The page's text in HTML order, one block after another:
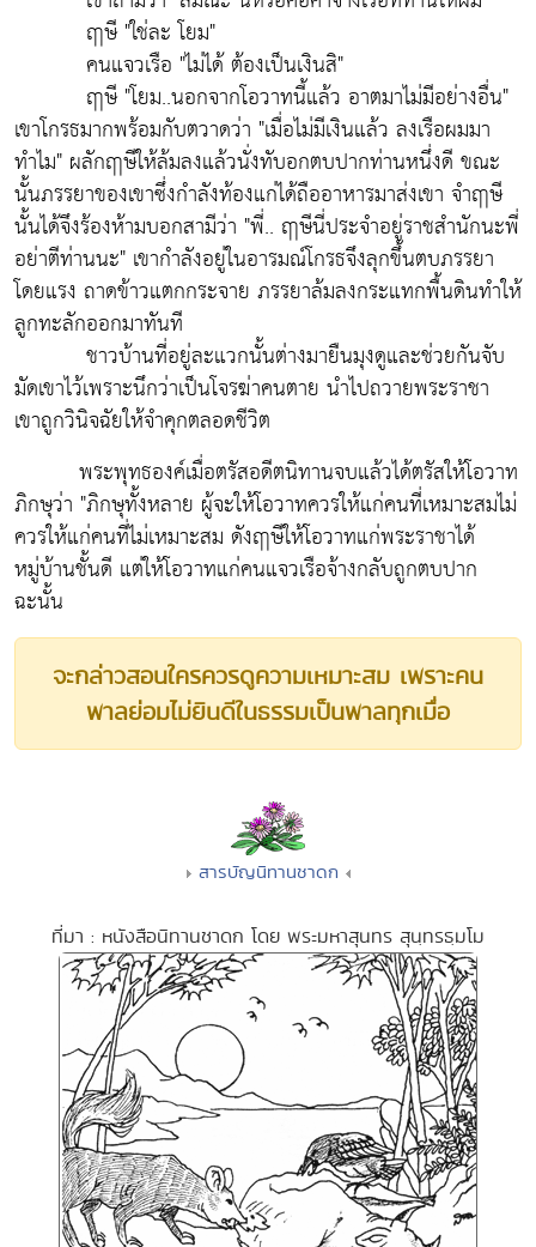
ฤๅษี "ใช่ละ โยม"
คนแจวเรือ "ไม่ได้ ต้องเป็นเงินสิ"
ฤๅษี "โยม..นอกจากโอวาทนี้แล้ว อาตมาไม่มีอย่างอื่น"
เขาโกรธมากพร้อมกับตวาดว่า "เมื่อไม่มีเงินแล้ว ลงเรือผมมา
ทำไม" ผลักฤๅษีให้ล้มลงแล้วนั่งทับอกตบปากท่านหนึ่งดี ขณะ
นั้นภรรยาของเขาซึ่งกำลังท้องแก่ได้ถืออาหารมาส่งเขา จำฤๅษี
นั้นได้จึงร้องห้ามบอกสามีว่า "พี่.. ฤๅษีนี่ประจำอยู่ราชสำนักนะพี่
อย่าตีท่านนะ" เขากำลังอยู่ในอารมณ์โกรธจึงลุกขึ้นตบภรรยา
โดยแรง ถาดข้าวแตกกระจาย ภรรยาล้มลงกระแทกพื้นดินทำให้
ลูกทะลักออกมาทันที
ชาวบ้านที่อยู่ละแวกนั้นต่างมายืนมุงดูและช่วยกันจับ
มัดเขาไว้เพราะนึกว่าเป็นโจรฆ่าคนตาย นำไปถวายพระราชา
เขาถูกวินิจฉัยให้จำคุกตลอดชีวิต
พระพุทธองค์เมื่อตรัสอดีตนิทานจบแล้วได้ตรัสให้โอวาท
ภิกษุว่า "ภิกษุทั้งหลาย ผู้จะให้โอวาทควรให้แก่คนที่เหมาะสมไม่
ควรให้แก่คนที่ไม่เหมาะสม ดังฤๅษีให้โอวาทแก่พระราชาได้
หมู่บ้านชั้นดี แต่ให้โอวาทแก่คนแจวเรือจ้างกลับถูกตบปาก
ฉะนั้น
จะกล่าวสอนใครควรดูความเหมาะสม เพราะคน
พาลย่อมไม่ยินดีในธรรมเป็นพาลทุกเมื่อ
สารบัญนิทานชาดก
ที่มา : หนังสือนิทานชาดก โดย พระมหาสุนทร สุนฺทรธฺมโม